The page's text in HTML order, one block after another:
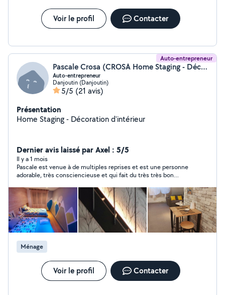
Voir le profil Contacter
Auto-entrepreneur
Pascale Crosa (CROSA Home Staging - Décoration)
Auto-entrepreneur
Danjoutin (Danjoutin)
5/5 (21 avis)
Présentation
Home Staging - Décoration d'intérieur
Dernier avis laissé par Axel : 5/5
Il y a 1 mois
Pascale est venue à de multiples reprises et est une personne
adorable, très consciencieuse et qui fait du très très bon
Ménage
Voir le profil Contacter